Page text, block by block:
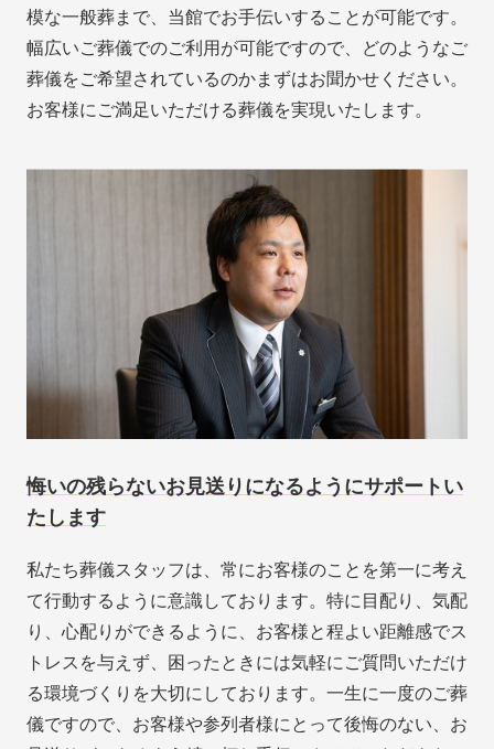
模な一般葬まで、当館でお手伝いすることが可能です。
幅広いご葬儀でのご利用が可能ですので、どのようなご
葬儀をご希望されているのかまずはお聞かせください。
お客様にご満足いただける葬儀を実現いたします。
悔いの残らないお見送りになるようにサポートい
たします
私たち葬儀スタッフは、常にお客様のことを第一に考え
て行動するように意識しております。特に目配り、気配
り、心配りができるように、お客様と程よい距離感でス
トレスを与えず、困ったときには気軽にご質問いただけ
る環境づくりを大切にしております。一生に一度のご葬
儀ですので、お客様や参列者様にとって後悔のない、お